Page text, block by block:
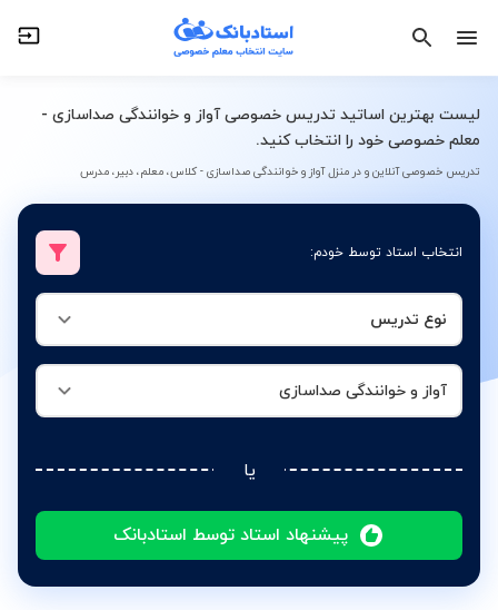
لیست بهترین اساتید تدریس خصوصی آواز و خوانندگی صداسازی -
معلم خصوصی خود را انتخاب کنید.
تدریس خصوصی آنلاین و در منزل آواز و خوانندگی صداسازی - کلاس، معلم، دبیر، مدرس
انتخاب استاد توسط خودم:
نوع تدریس
آواز و خوانندگی صداسازی
یا
پیشنهاد استاد توسط استادبانک
آواز و خوانندگی صداسازی